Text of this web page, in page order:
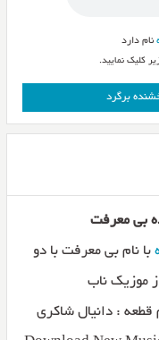
نام دارد
کلیک نمایید.
برگرد
بی معرفت
با نام بی معرفت با دو
قطعه : دانیال شاکری